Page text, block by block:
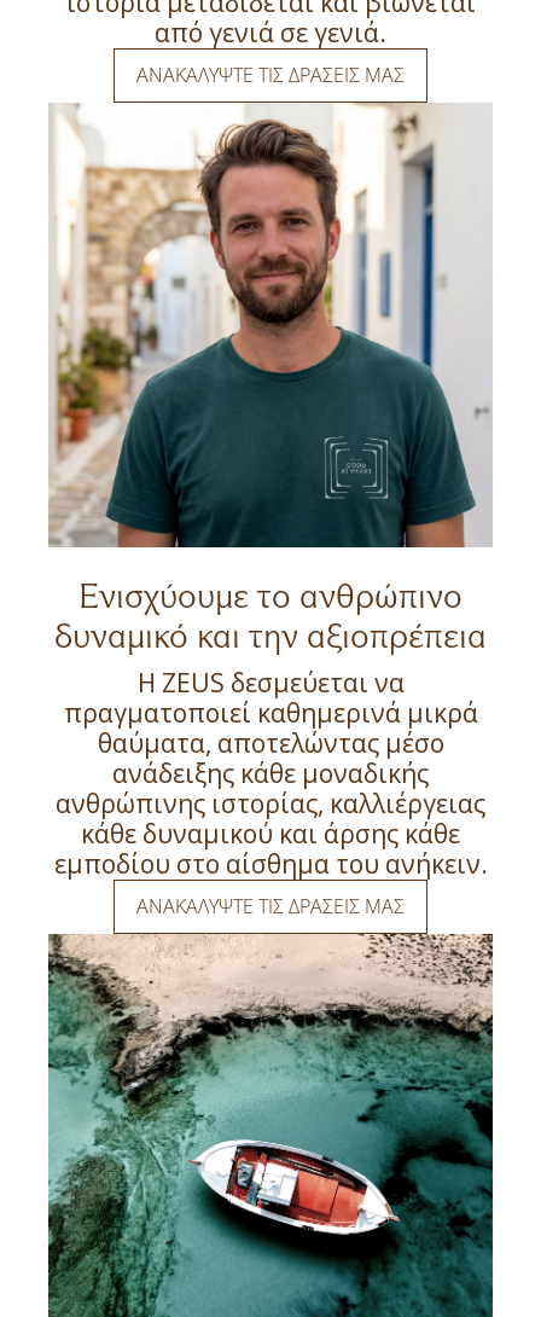
από γενιά σε γενιά.
ΑΝΑΚΑΛΥΨΤΕ ΤΙΣ ΔΡΑΣΕΙΣ ΜΑΣ
Ενισχύουμε το ανθρώπινο
δυναμικό και την αξιοπρέπεια
H ZEUS δεσμεύεται να
πραγματοποιεί καθημερινά μικρά
θαύματα, αποτελώντας μέσο
ανάδειξης κάθε μοναδικής
ανθρώπινης ιστορίας, καλλιέργειας
κάθε δυναμικού και άρσης κάθε
εμποδίου στο αίσθημα του ανήκειν.
ΑΝΑΚΑΛΥΨΤΕ ΤΙΣ ΔΡΑΣΕΙΣ ΜΑΣ